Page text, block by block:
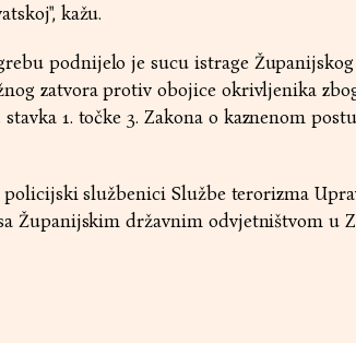
kažu.
podnijelo je sucu istrage
zatvora protiv obojice okrivljenika
1. točke 3. Zakona o kaznenom
službenici Službe terorizma
državnim odvjetništvom u